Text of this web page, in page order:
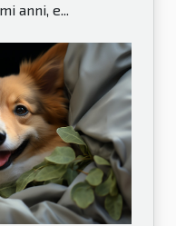
anni, e...